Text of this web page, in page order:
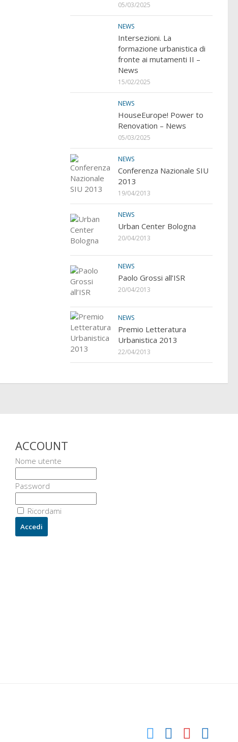
05/03/2025
NEWS
Intersezioni. La
formazione urbanistica di
fronte ai mutamenti II –
News
15/02/2025
NEWS
HouseEurope! Power to
Renovation – News
05/03/2025
NEWS
Conferenza Nazionale SIU
2013
19/04/2013
NEWS
Urban Center Bologna
20/04/2013
NEWS
Paolo Grossi all’ISR
20/04/2013
NEWS
Premio Letteratura
Urbanistica 2013
22/04/2013
ACCOUNT
Nome utente
Password
Ricordami